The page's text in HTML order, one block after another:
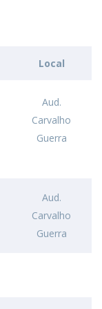
Local
Aud.
Carvalho
Guerra
Aud.
Carvalho
Guerra